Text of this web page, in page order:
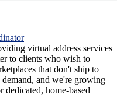
virtual address services
to clients who wish to
that don't ship to
and we're growing
home-based